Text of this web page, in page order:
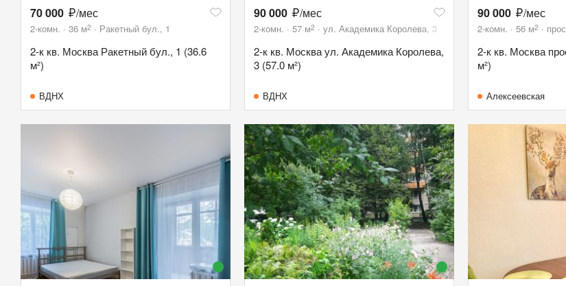
70 000 /мес
2-комн. 36 м2 Ракетный бул., 1
2-к кв. Москва Ракетный бул., 1 (36.6
м²)
ВДНХ
90 000 /мес
2-комн. 57 м2 ул. Академика Королева, 3
2-к кв. Москва ул. Академика Королева,
3 (57.0 м²)
ВДНХ
90 000 /мес
2-комн. 56 м2
2-к кв. Москва
м²)
Алексеевская